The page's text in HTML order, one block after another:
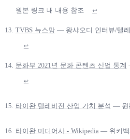
원본 링크 내 내용 참조 ↩
TVBS 뉴스망 — 왕샤오디 인터뷰/텔
↩
문화부 2021년 문화 콘텐츠 산업 통계
↩
타이완 텔레비전 산업 가치 분석 — 원
타이완 미디어사 - Wikipedia — 위키백